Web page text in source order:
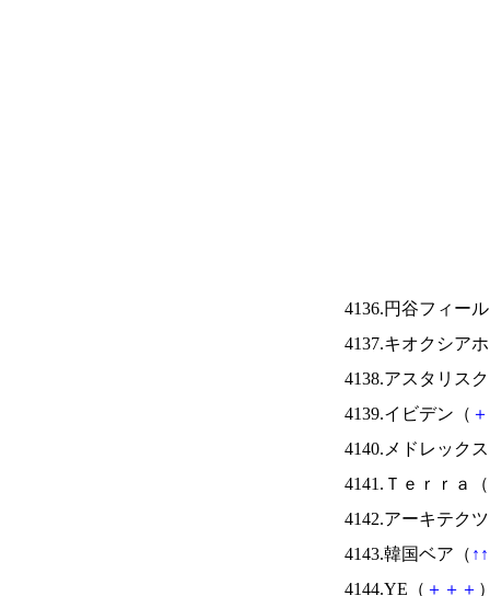
4136.円谷フィー
4137.キオクシア
4138.アスタリス
4139.イビデン（ ＋
4140.メドレック
4141.Ｔｅｒｒａ（
4142.アーキテク
4143.韓国ベア（ ↑ ↑
4144.YE（ ＋ ＋ ＋